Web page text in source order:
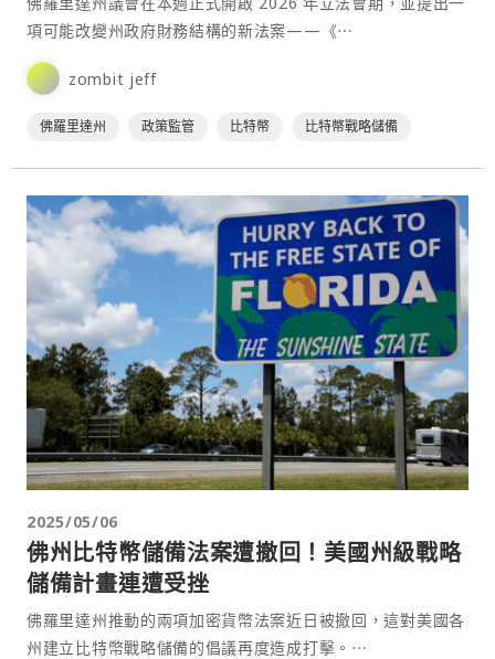
項可能改變州政府財務結構的新法案——《⋯
zombit jeff
佛羅里達州 政策監管 比特幣 比特幣戰略儲備
2025/05/06
佛州比特幣儲備法案遭撤回！美國州級戰略
儲備計畫連遭受挫
佛羅里達州推動的兩項加密貨幣法案近日被撤回，這對美國各
州建立比特幣戰略儲備的倡議再度造成打擊。⋯